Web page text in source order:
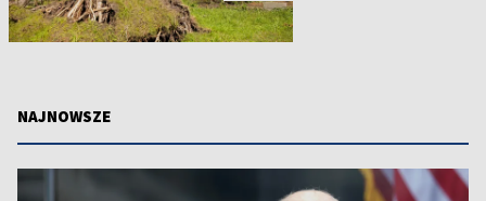
NAJNOWSZE